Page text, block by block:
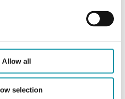
Allow all
selection
0…50 °C